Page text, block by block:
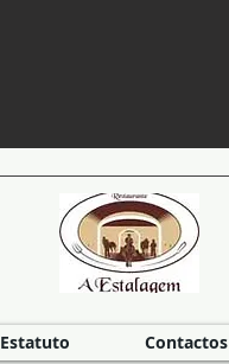
Estatuto Contactos